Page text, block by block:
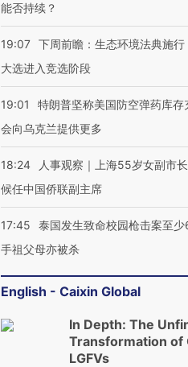
能否持续？
19:07 下周前瞻：生态环境法典施
大选进入竞选阶段
19:01
特朗普坚称美国防空弹药库存
会向乌克兰提供更多
18:24
人事观察｜上海55岁女副市
候任中国侨联副主席
17:45
泰国发生致命校园枪击案至
手祖父母亦被杀
English - Caixin Global
In Depth: The
Transformation of
LGFVs